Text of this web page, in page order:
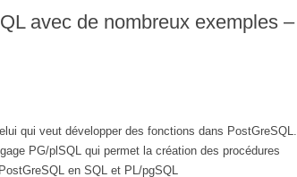
avec de nombreux exemples –
qui veut développer des fonctions dans PostGreSQL.
PG/plSQL qui permet la création des procédures
en SQL et PL/pgSQL